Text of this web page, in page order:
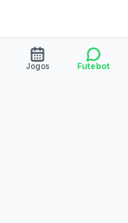
Jogos Futebot